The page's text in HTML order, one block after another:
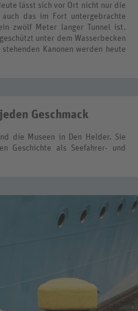
lässt sich vor Ort nicht nur die
auch das im Fort untergebrachte
zwölf Meter langer Tunnel ist.
unter dem Wasserbecken
Kanonen werden heute
Geschmack
die Museen in Den Helder. Sie
Geschichte als Seefahrer- und